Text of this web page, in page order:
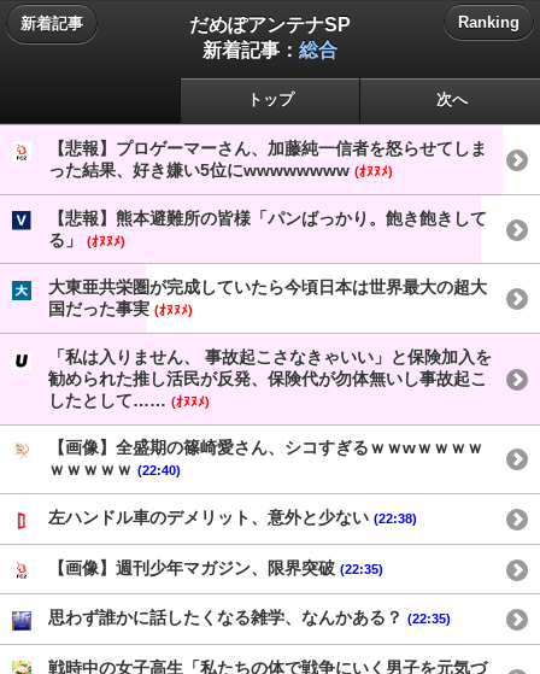
新着記事
だめぽアンテナSP
新着記事： 総合
Ranking
トップ 次へ
【悲報】プロゲーマーさん、加藤純一信者を怒らせてしま
った結果、好き嫌い5位にwwwwwwww (ｵﾇﾇﾒ)
【悲報】熊本避難所の皆様「パンばっかり。飽き飽きして
る」
(ｵﾇﾇﾒ)
大東亜共栄圏が完成していたら今頃日本は世界最大の超大
国だった事実 (ｵﾇﾇﾒ)
「私は入りません、 事故起こさなきゃいい」と保険加入を
勧められた推し活民が反発、保険代が勿体無いし事故起こ
したとして…… (ｵﾇﾇﾒ)
【画像】全盛期の篠崎愛さん、シコすぎるｗｗwｗｗｗｗ
ｗｗｗｗｗ (22:40)
左ハンドル車のデメリット、意外と少ない (22:38)
【画像】週刊少年マガジン、限界突破 (22:35)
思わず誰かに話したくなる雑学、なんかある？ (22:35)
戦時中の女子高生「私たちの体で戦争にいく男子を元気づ